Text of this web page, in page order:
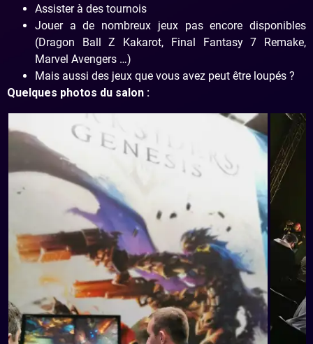
Assister à des tournois
Jouer a de nombreux jeux pas encore disponibles
(Dragon Ball Z Kakarot, Final Fantasy 7 Remake,
Marvel Avengers …)
Mais aussi des jeux que vous avez peut être loupés ?
Quelques photos du salon :